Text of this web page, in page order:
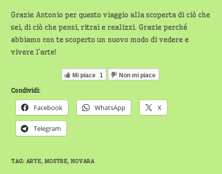
Grazie Antonio per questo viaggio alla scoperta di ciò che
sei, di ciò che pensi, ritrai e realizzi. Grazie perché
abbiamo con te scoperto un nuovo modo di vedere e
vivere l’arte!
Mi piace 1 Non mi piace
Condividi:
Facebook WhatsApp X
Telegram
TAG: ARTE, MOSTRE, NOVARA